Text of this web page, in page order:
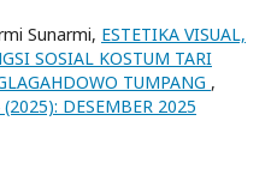
Sunarmi, ESTETIKA VISUAL,
SOSIAL KOSTUM TARI
TUMPANG ,
DESEMBER 2025